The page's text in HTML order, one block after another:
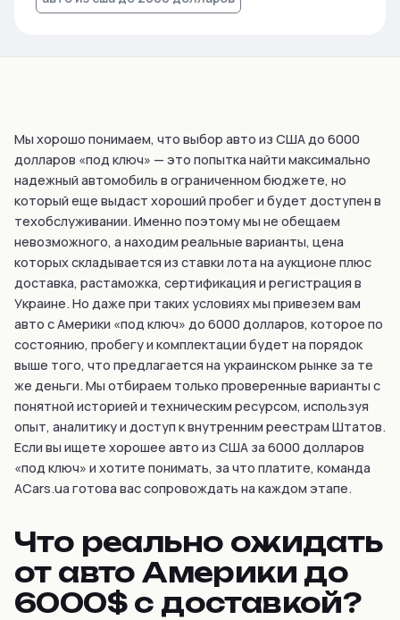
Мы хорошо понимаем, что выбор авто из США до 6000
долларов «под ключ» — это попытка найти максимально
надежный автомобиль в ограниченном бюджете, но
который еще выдаст хороший пробег и будет доступен в
техобслуживании. Именно поэтому мы не обещаем
невозможного, а находим реальные варианты, цена
которых складывается из ставки лота на аукционе плюс
доставка, растаможка, сертификация и регистрация в
Украине. Но даже при таких условиях мы привезем вам
авто с Америки «под ключ» до 6000 долларов, которое по
состоянию, пробегу и комплектации будет на порядок
выше того, что предлагается на украинском рынке за те
же деньги. Мы отбираем только проверенные варианты с
понятной историей и техническим ресурсом, используя
опыт, аналитику и доступ к внутренним реестрам Штатов.
Если вы ищете хорошее авто из США за 6000 долларов
«под ключ» и хотите понимать, за что платите, команда
ACars.ua готова вас сопровождать на каждом этапе.
Что реально ожидать
от авто Америки до
6000$ с доставкой?